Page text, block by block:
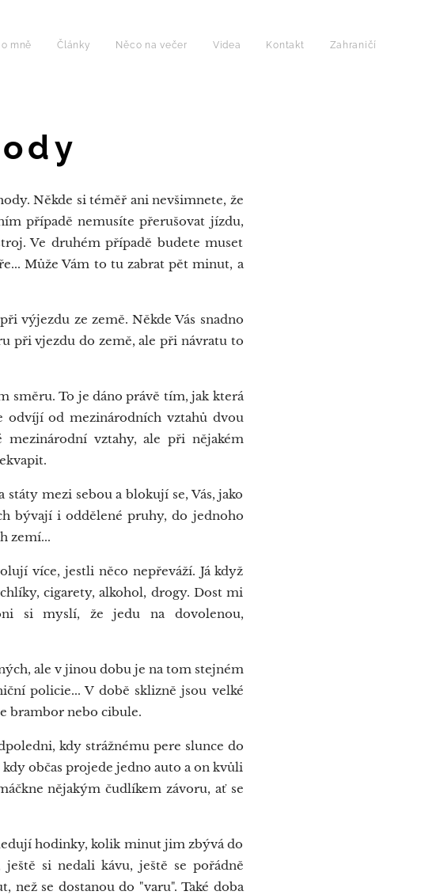
mně Články Něco na večer Videa Kontakt Zahraničí
Někde si téměř ani nevšimnete, že
případě nemusíte přerušovat jízdu,
Ve druhém případě budete muset
Může Vám to tu zabrat pět minut, a
výjezdu ze země. Někde Vás snadno
při vjezdu do země, ale při návratu to
směru. To je dáno právě tím, jak která
odvíjí od mezinárodních vztahů dvou
mezinárodní vztahy, ale při nějakém
mezi sebou a blokují se, Vás, jako
bývají i oddělené pruhy, do jednoho
zemí...
více, jestli něco nepřeváží. Já když
cigarety, alkohol, drogy. Dost mi
si myslí, že jedu na dovolenou,
ale v jinou dobu je na tom stejném
policie... V době sklizně jsou velké
brambor nebo cibule.
kdy strážnému pere slunce do
občas projede jedno auto a on kvůli
nějakým čudlíkem závoru, ať se
hodinky, kolik minut jim zbývá do
si nedali kávu, ještě se pořádně
než se dostanou do "varu". Také doba